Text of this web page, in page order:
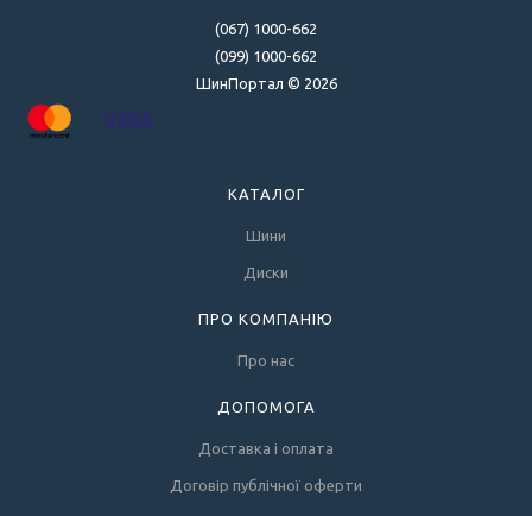
(067) 1000-662
(099) 1000-662
ШинПортал © 2026
КАТАЛОГ
Шини
Диски
ПРО КОМПАНІЮ
Про нас
ДОПОМОГА
Доставка і оплата
Договір публічної оферти